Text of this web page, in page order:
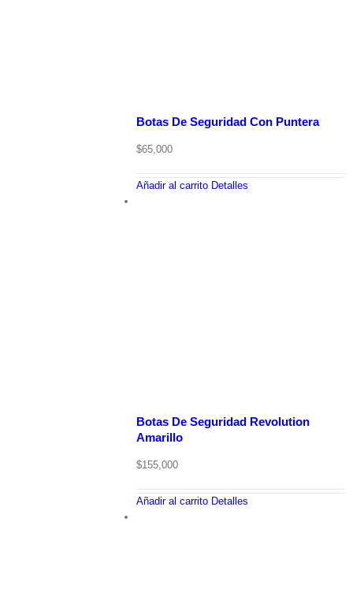
Botas De Seguridad Con Puntera
$65,000
Añadir al carrito Detalles
Botas De Seguridad Revolution
Amarillo
$155,000
Añadir al carrito Detalles